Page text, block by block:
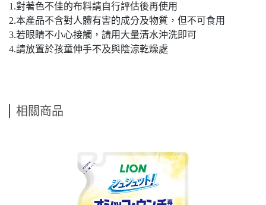
1.對著色不佳的布料請自行評估後再使用
2.本產品不含對人體有害的成分及物質，但不可食用
3.若眼睛不小心接觸，請用大量清水沖洗即可
4.請放置於孩童伸手不及與陰涼乾燥處
相關商品